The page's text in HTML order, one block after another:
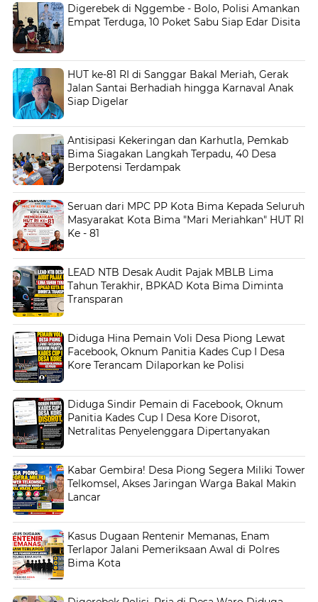
Digerebek di Nggembe - Bolo, Polisi Amankan
Empat Terduga, 10 Poket Sabu Siap Edar Disita
HUT ke-81 RI di Sanggar Bakal Meriah, Gerak
Jalan Santai Berhadiah hingga Karnaval Anak
Siap Digelar
Antisipasi Kekeringan dan Karhutla, Pemkab
Bima Siagakan Langkah Terpadu, 40 Desa
Berpotensi Terdampak
Seruan dari MPC PP Kota Bima Kepada Seluruh
Masyarakat Kota Bima "Mari Meriahkan" HUT RI
Ke - 81
LEAD NTB Desak Audit Pajak MBLB Lima
Tahun Terakhir, BPKAD Kota Bima Diminta
Transparan
Diduga Hina Pemain Voli Desa Piong Lewat
Facebook, Oknum Panitia Kades Cup I Desa
Kore Terancam Dilaporkan ke Polisi
Diduga Sindir Pemain di Facebook, Oknum
Panitia Kades Cup I Desa Kore Disorot,
Netralitas Penyelenggara Dipertanyakan
Kabar Gembira! Desa Piong Segera Miliki Tower
Telkomsel, Akses Jaringan Warga Bakal Makin
Lancar
Kasus Dugaan Rentenir Memanas, Enam
Terlapor Jalani Pemeriksaan Awal di Polres
Bima Kota